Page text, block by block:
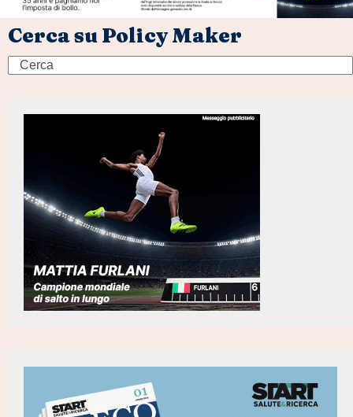
Cerca su Policy Maker
Search